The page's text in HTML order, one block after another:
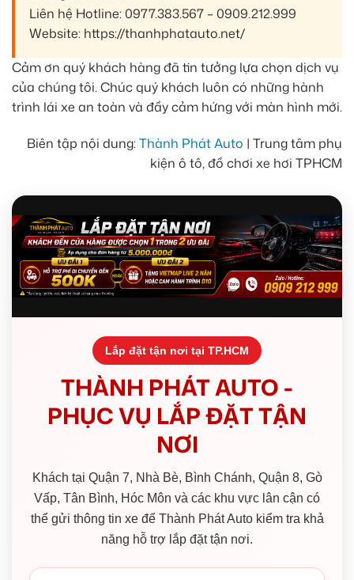
Liên hệ Hotline: 0977.383.567 – 0909.212.999
Website: https://thanhphatauto.net/
Cảm ơn quý khách hàng đã tin tưởng lựa chọn dịch vụ
của chúng tôi. Chúc quý khách luôn có những hành
trình lái xe an toàn và đầy cảm hứng với màn hình mới.
Biên tập nội dung:Thành Phát Auto | Trung tâm phụ
kiện ô tô, đồ chơi xe hơi TPHCM
Lắp đặt tận nơi tại TP.HCM
THÀNH PHÁT AUTO -
PHỤC VỤ LẮP ĐẶT TẬN
NƠI
Khách tại Quận 7, Nhà Bè, Bình Chánh, Quận 8, Gò
Vấp, Tân Bình, Hóc Môn và các khu vực lân cận có
thể gửi thông tin xe để Thành Phát Auto kiểm tra khả
năng hỗ trợ lắp đặt tận nơi.